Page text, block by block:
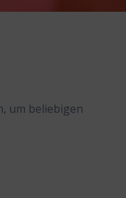
um beliebigen